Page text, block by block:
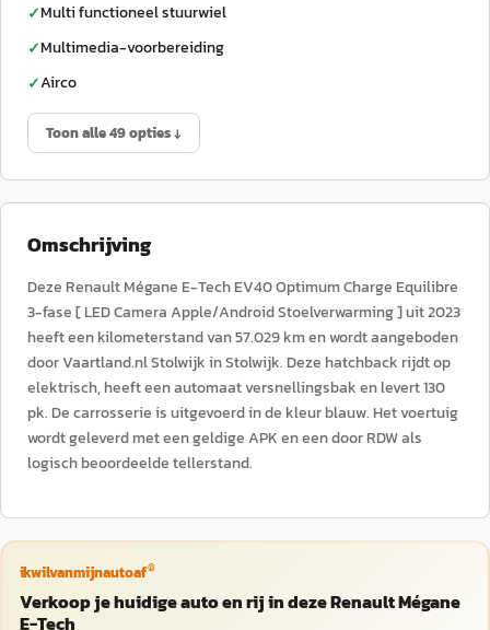
✓Multi functioneel stuurwiel
✓Multimedia-voorbereiding
✓Airco
Toon alle 49 opties ↓
Omschrijving
Deze Renault Mégane E-Tech EV40 Optimum Charge Equilibre
3-fase [ LED Camera Apple/Android Stoelverwarming ] uit 2023
heeft een kilometerstand van 57.029 km en wordt aangeboden
door Vaartland.nl Stolwijk in Stolwijk. Deze hatchback rijdt op
elektrisch, heeft een automaat versnellingsbak en levert 130
pk. De carrosserie is uitgevoerd in de kleur blauw. Het voertuig
wordt geleverd met een geldige APK en een door RDW als
logisch beoordeelde tellerstand.
ikwilvanmijnautoaf®
Verkoop je huidige auto en rij in deze Renault Mégane
E-Tech